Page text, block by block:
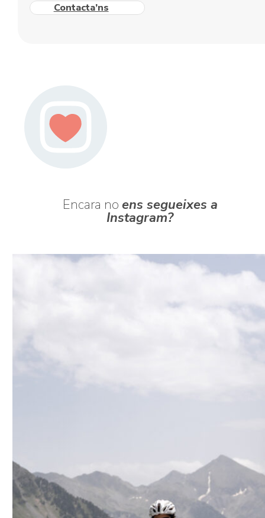
Contacta’ns
Encara no ens segueixes a
Instagram?